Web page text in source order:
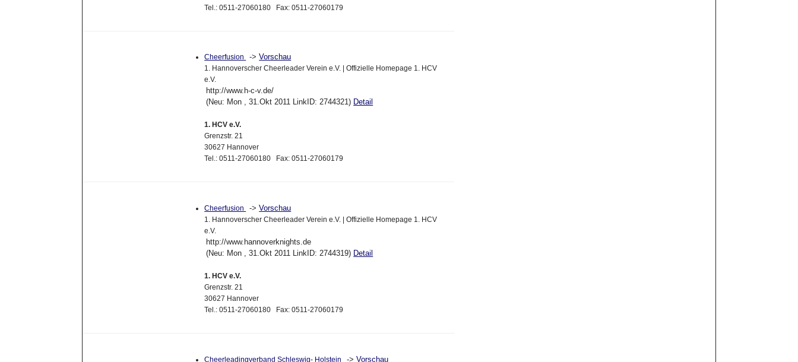
Tel.: 0511-27060180 Fax: 0511-27060179
Cheerfusion ->Vorschau
1. Hannoverscher Cheerleader Verein e.V. | Offizielle Homepage 1. HCV
e.V.
http://www.h-c-v.de/
(Neu: Mon , 31.Okt 2011 LinkID: 2744321) Detail
1. HCV e.V.
Grenzstr. 21
30627 Hannover
Tel.: 0511-27060180 Fax: 0511-27060179
Cheerfusion ->Vorschau
1. Hannoverscher Cheerleader Verein e.V. | Offizielle Homepage 1. HCV
e.V.
http://www.hannoverknights.de
(Neu: Mon , 31.Okt 2011 LinkID: 2744319) Detail
1. HCV e.V.
Grenzstr. 21
30627 Hannover
Tel.: 0511-27060180 Fax: 0511-27060179
Cheerleadingverband Schleswig- Holstein ->Vorschau